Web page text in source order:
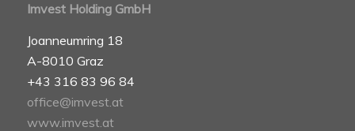
Imvest Holding GmbH
Joanneumring 18
A-8010 Graz
+43 316 83 96 84
office@imvest.at
www.imvest.at